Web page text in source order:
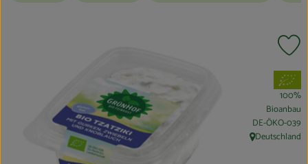
REGIONALES
Obst & Gemüse
Kühltheke
, Verband:
100%
Bioanbau
, Kontrollstelle:
DE-ÖKO-039
, Herkunft:
Deutschland